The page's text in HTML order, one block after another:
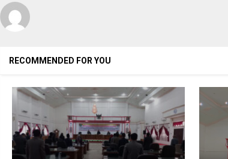
RECOMMENDED FOR YOU